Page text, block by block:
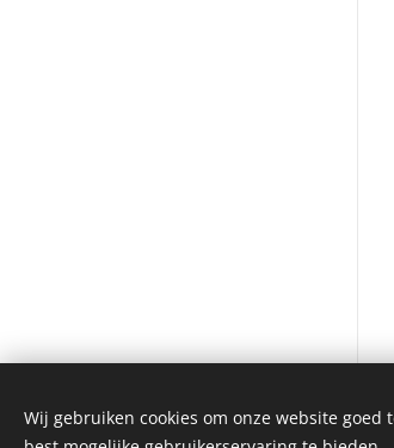
Mogelijk gemaakt door
Webnode
Wij gebruiken cookies om onze website